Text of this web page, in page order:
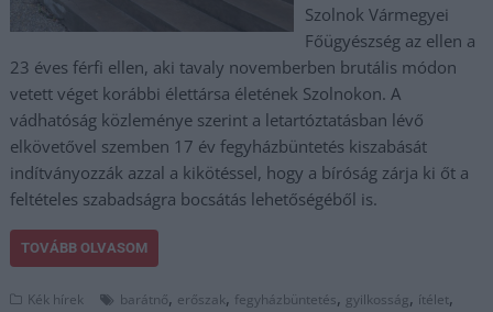
Szolnok Vármegyei
Főügyészség az ellen a
23 éves férfi ellen, aki tavaly novemberben brutális módon
vetett véget korábbi élettársa életének Szolnokon. A
vádhatóság közleménye szerint a letartóztatásban lévő
elkövetővel szemben 17 év fegyházbüntetés kiszabását
indítványozzák azzal a kikötéssel, hogy a bíróság zárja ki őt a
feltételes szabadságra bocsátás lehetőségéből is.
TOVÁBB OLVASOM
Kék hírek barátnő, erőszak, fegyházbüntetés, gyilkosság, ítélet,